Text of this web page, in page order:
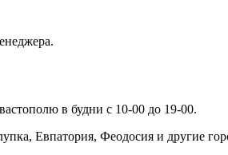
в будни с 10-00 до 19-00.
Евпатория, Феодосия и другие